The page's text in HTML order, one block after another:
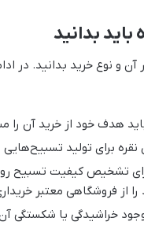
بدانید
آن و نوع خرید بدانید. در
هدف خود از خرید آن را
تشخیص کیفیت تسبیح
از فروشگاهی معتبر
خراشیدگی یا شکستگی